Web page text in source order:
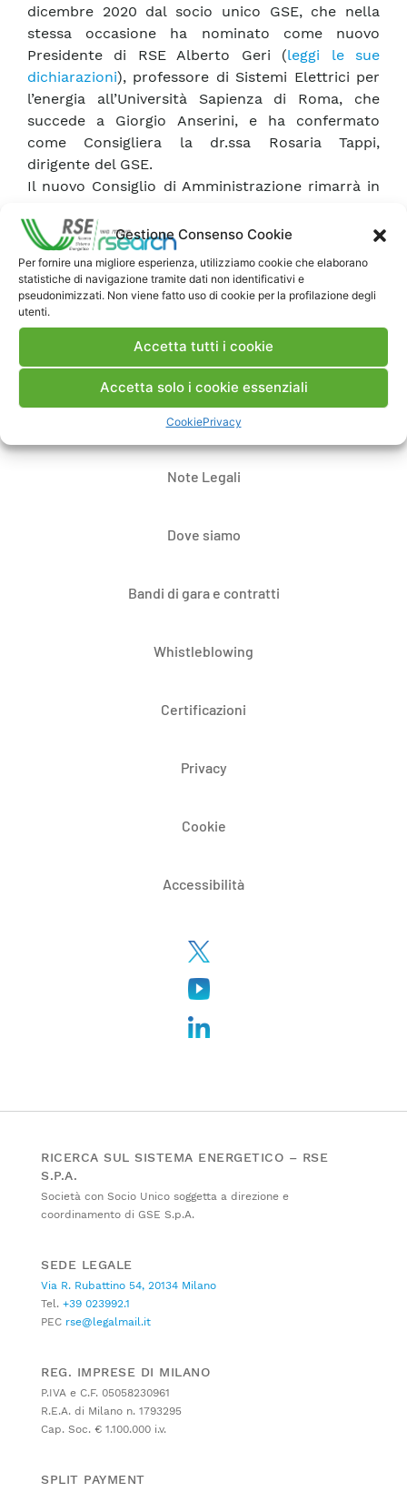
Gestione Consenso Cookie
Per fornire una migliore esperienza, utilizziamo cookie che elaborano
statistiche di navigazione tramite dati non identificativi e
pseudonimizzati. Non viene fatto uso di cookie per la profilazione degli
utenti.
Accetta tutti i cookie
Accetta solo i cookie essenziali
CookiePrivacy
dicembre 2020 dal socio unico GSE, che nella
stessa occasione ha nominato come nuovo
Presidente di RSE Alberto Geri (leggi le sue
dichiarazioni), professore di Sistemi Elettrici per
l’energia all’Università Sapienza di Roma, che
succede a Giorgio Anserini, e ha confermato
come Consigliera la dr.ssa Rosaria Tappi,
dirigente del GSE.
Il nuovo Consiglio di Amministrazione rimarrà in
d’esercizio 2022.
Contatti
Note Legali
Dove siamo
Bandi di gara e contratti
Whistleblowing
Certificazioni
Privacy
Cookie
Accessibilità
RICERCA SUL SISTEMA ENERGETICO – RSE
S.P.A.
Società con Socio Unico soggetta a direzione e
coordinamento di GSE S.p.A.
SEDE LEGALE
Via R. Rubattino 54, 20134 Milano
Tel. +39 023992.1
PEC rse@legalmail.it
REG. IMPRESE DI MILANO
P.IVA e C.F. 05058230961
R.E.A. di Milano n. 1793295
Cap. Soc. € 1.100.000 i.v.
SPLIT PAYMENT